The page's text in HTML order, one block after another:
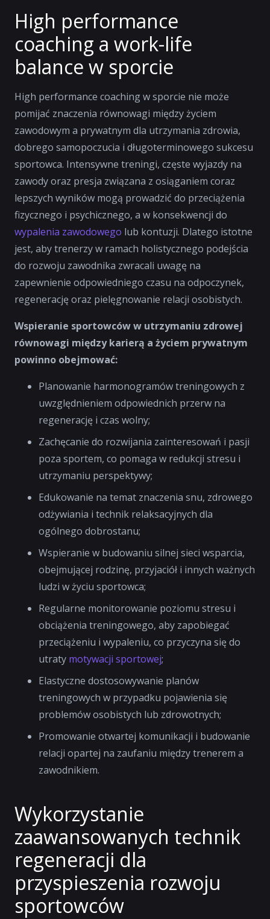
High performance
coaching a work-life
balance w sporcie
High performance coaching w sporcie nie może
pomijać znaczenia równowagi między życiem
zawodowym a prywatnym dla utrzymania zdrowia,
dobrego samopoczucia i długoterminowego sukcesu
sportowca. Intensywne treningi, częste wyjazdy na
zawody oraz presja związana z osiąganiem coraz
lepszych wyników mogą prowadzić do przeciążenia
fizycznego i psychicznego, a w konsekwencji do
wypalenia zawodowego lub kontuzji. Dlatego istotne
jest, aby trenerzy w ramach holistycznego podejścia
do rozwoju zawodnika zwracali uwagę na
zapewnienie odpowiedniego czasu na odpoczynek,
regenerację oraz pielęgnowanie relacji osobistych.
Wspieranie sportowców w utrzymaniu zdrowej
równowagi między karierą a życiem prywatnym
powinno obejmować:
Planowanie harmonogramów treningowych z
uwzględnieniem odpowiednich przerw na
regenerację i czas wolny;
Zachęcanie do rozwijania zainteresowań i pasji
poza sportem, co pomaga w redukcji stresu i
utrzymaniu perspektywy;
Edukowanie na temat znaczenia snu, zdrowego
odżywiania i technik relaksacyjnych dla
ogólnego dobrostanu;
Wspieranie w budowaniu silnej sieci wsparcia,
obejmującej rodzinę, przyjaciół i innych ważnych
ludzi w życiu sportowca;
Regularne monitorowanie poziomu stresu i
obciążenia treningowego, aby zapobiegać
przeciążeniu i wypaleniu, co przyczyna się do
utraty motywacji sportowej;
Elastyczne dostosowywanie planów
treningowych w przypadku pojawienia się
problemów osobistych lub zdrowotnych;
Promowanie otwartej komunikacji i budowanie
relacji opartej na zaufaniu między trenerem a
zawodnikiem.
Wykorzystanie
zaawansowanych technik
regeneracji dla
przyspieszenia rozwoju
sportowców